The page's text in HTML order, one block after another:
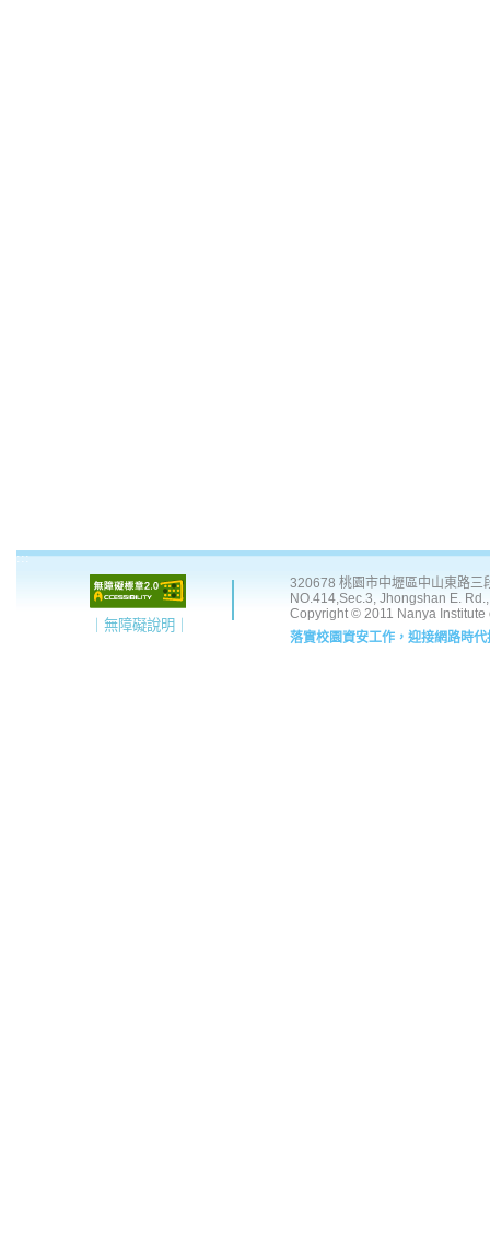
:::
｜無障礙說明｜
320678 桃園市中壢區中山東路
NO.414,Sec.3, Jhongshan E.
Copyright © 2011 Nanya Institute
落實校園資安工作，迎接網路